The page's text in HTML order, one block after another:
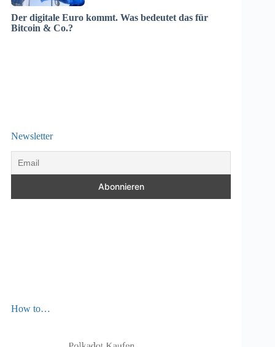
Der digitale Euro kommt. Was bedeutet das für
Bitcoin & Co.?
Newsletter
How to…